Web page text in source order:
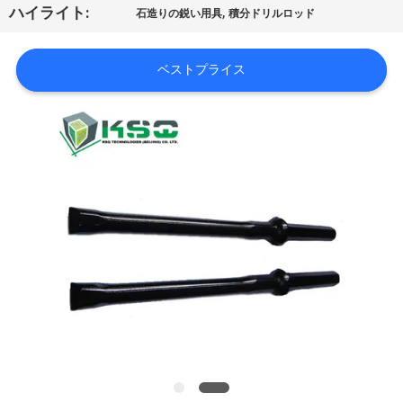
質
管
ハイライト: 石造りの鋭い用具,積分ドリルロッド
ベストプライス